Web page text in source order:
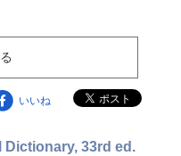
いいね
33rd ed.